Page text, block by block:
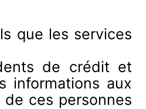
que les services
de crédit et
informations aux
ces personnes